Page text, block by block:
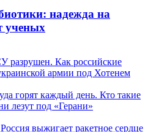
надежда на
ученых
Как российские
армии под Хотенем
горят каждый день. Кто такие
лезут под «Герани»
выжигает ракетное сердце